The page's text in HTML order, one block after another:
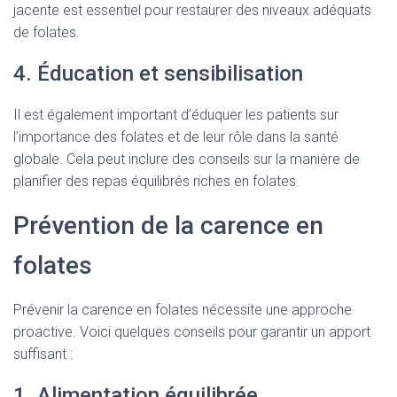
jacente est essentiel pour restaurer des niveaux adéquats
de folates.
4. Éducation et sensibilisation
Il est également important d’éduquer les patients sur
l’importance des folates et de leur rôle dans la santé
globale. Cela peut inclure des conseils sur la manière de
planifier des repas équilibrés riches en folates.
Prévention de la carence en
folates
Prévenir la carence en folates nécessite une approche
proactive. Voici quelques conseils pour garantir un apport
suffisant :